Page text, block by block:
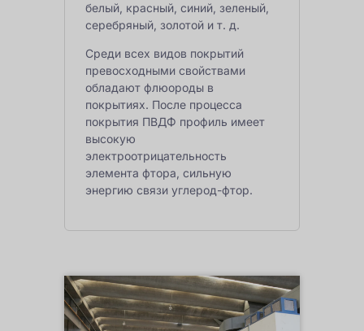
белый, красный, синий, зеленый,
серебряный, золотой и т. д.
Среди всех видов покрытий
превосходными свойствами
обладают флюороды в
покрытиях. После процесса
покрытия ПВДФ профиль имеет
высокую
электроотрицательность
элемента фтора, сильную
энергию связи углерод-фтор.